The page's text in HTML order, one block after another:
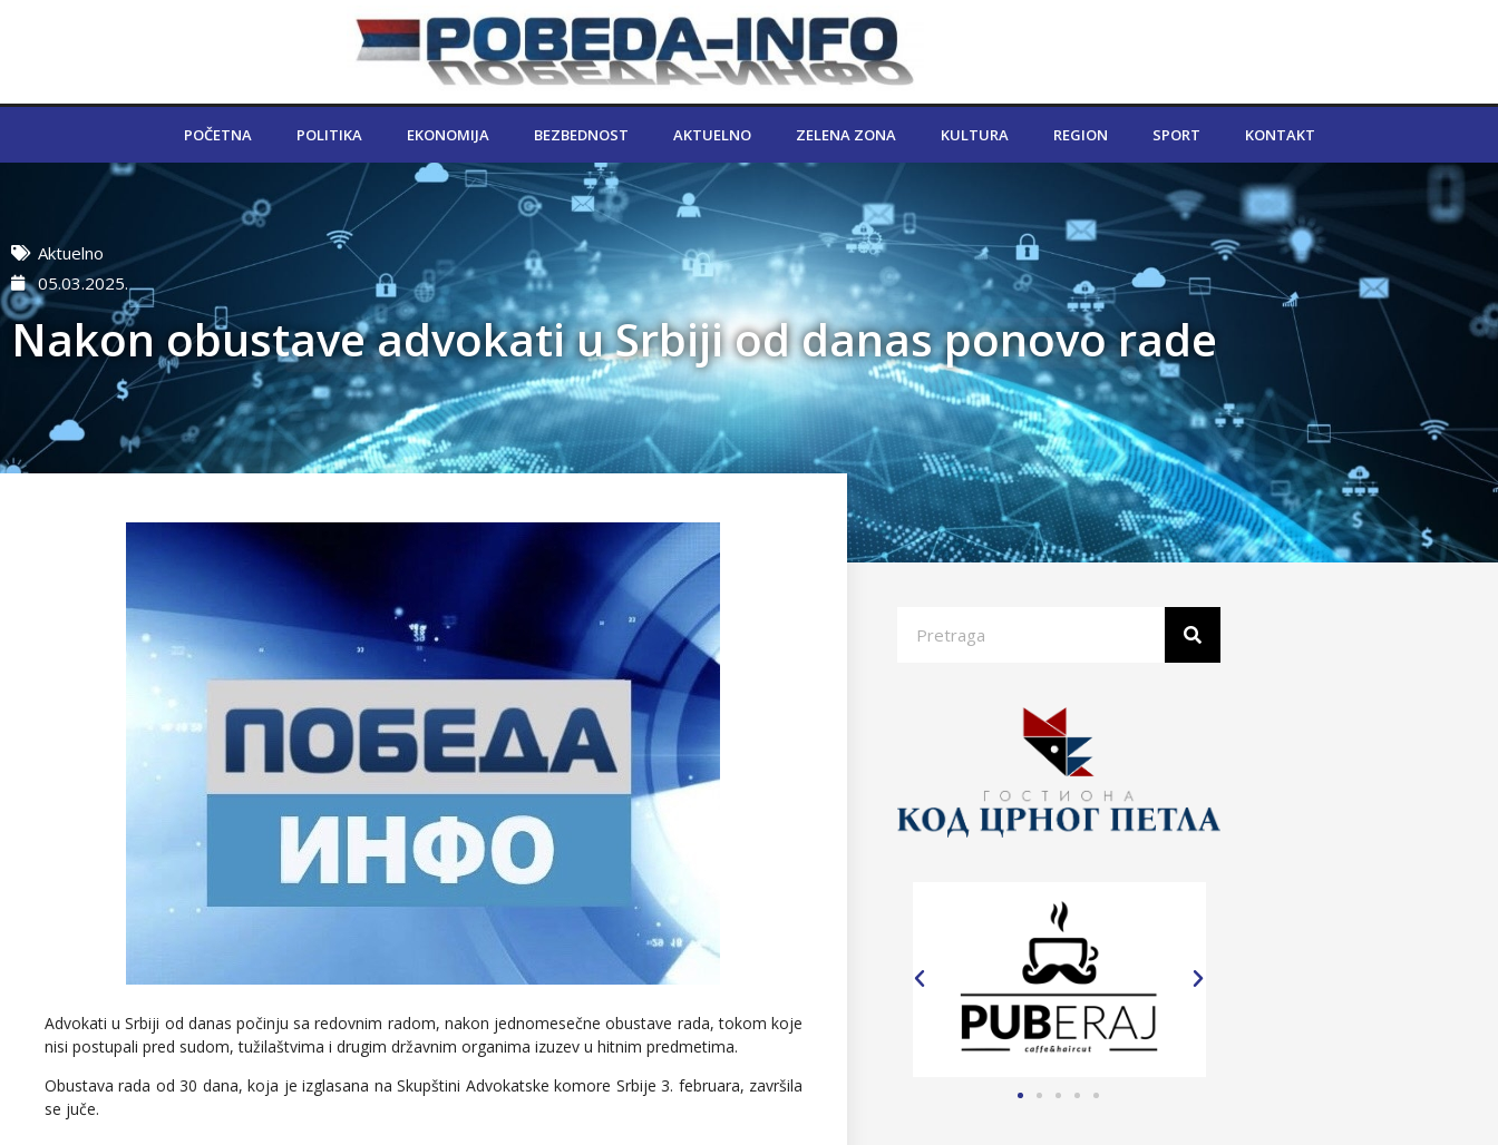
POČETNA POLITIKA EKONOMIJA BEZBEDNOST AKTUELNO ZELENA ZONA KULTURA REGION SPORT KONTAKT
Aktuelno
05.03.2025.
Nakon obustave advokati u Srbiji od danas ponovo rade
Advokati u Srbiji od danas počinju sa redovnim radom, nakon jednomesečne obustave rada, tokom koje
nisi postupali pred sudom, tužilaštvima i drugim državnim organima izuzev u hitnim predmetima.
Obustava rada od 30 dana, koja je izglasana na Skupštini Advokatske komore Srbije 3. februara, završila
se juče.